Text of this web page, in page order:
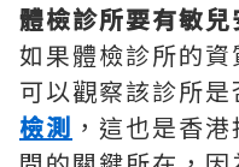
體檢診所要有敏兒
如果體檢診所的
可以觀察該診所是
檢測 ，這也是香